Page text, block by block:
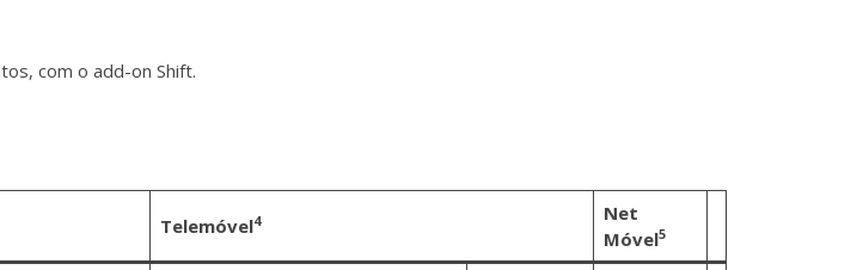
com o add-on Shift.
Telemóvel4
Net
Móvel5